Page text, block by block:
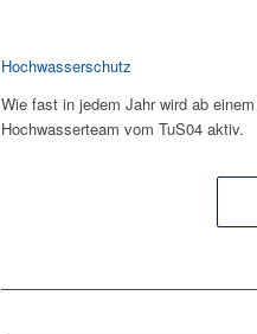
Hochwasserschutz
Wie fast in jedem Jahr wird ab
Hochwasserteam vom TuS04 aktiv.